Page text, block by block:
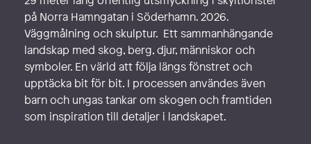
på Norra Hamngatan i Söderhamn. 2026.
Väggmålning och skulptur. Ett sammanhängande
landskap med skog, berg, djur, människor och
symboler. En värld att följa längs fönstret och
upptäcka bit för bit. I processen användes även
barn och ungas tankar om skogen och framtiden
som inspiration till detaljer i landskapet.